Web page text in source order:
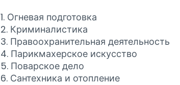
1. Огневая подготовка
2. Криминалистика
3. Правоохранительная деятельность
4. Парикмахерское искусство
5. Поварское дело
6. Сантехника и отопление